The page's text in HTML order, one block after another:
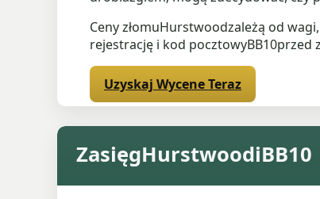
Ceny złomuHurstwoodzależą od
rejestrację i kod
Uzyskaj Wycene Teraz
ZasięgHurstwoodiBB10